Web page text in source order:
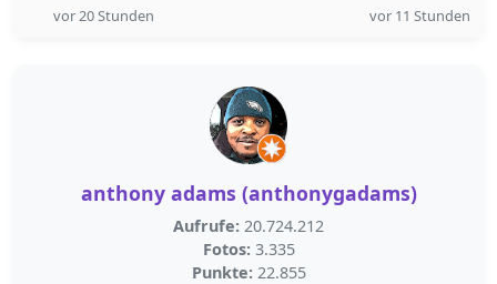
vor 20 Stunden vor 11 Stunden
anthony adams (anthonygadams)
Aufrufe: 20.724.212
Fotos: 3.335
Punkte: 22.855